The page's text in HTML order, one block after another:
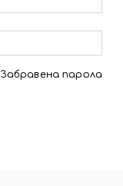
Забравена парола